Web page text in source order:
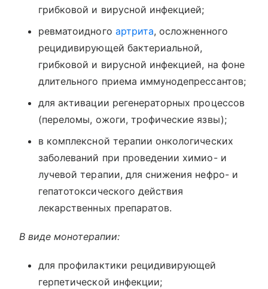
грибковой и вирусной инфекцией;
ревматоидного артрита, осложненного
рецидивирующей бактериальной,
грибковой и вирусной инфекцией, на фоне
длительного приема иммунодепрессантов;
для активации регенераторных процессов
(переломы, ожоги, трофические язвы);
в комплексной терапии онкологических
заболеваний при проведении химио- и
лучевой терапии, для снижения нефро- и
гепатотоксического действия
лекарственных препаратов.
В виде монотерапии:
для профилактики рецидивирующей
герпетической инфекции;